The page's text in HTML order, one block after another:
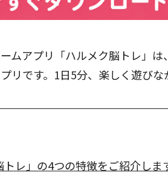
ムアプリ「ハルメク脳トレ」
リです。1日5分、楽しく遊びな
トレ」の4つの特徴をご紹介しま